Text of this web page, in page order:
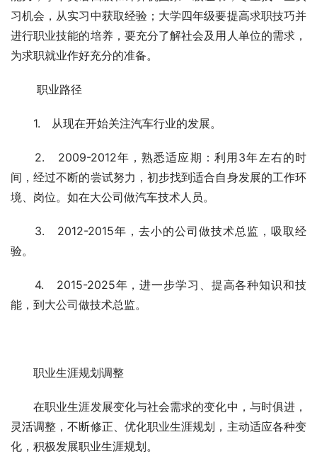
习机会，从实习中获取经验；大学四年级要提高求职技巧并
进行职业技能的培养，要充分了解社会及用人单位的需求，
为求职就业作好充分的准备。
职业路径
1.　从现在开始关注汽车行业的发展。
2.　2009-2012年，熟悉适应期：利用3年左右的时
间，经过不断的尝试努力，初步找到适合自身发展的工作环
境、岗位。如在大公司做汽车技术人员。
3.　2012-2015年，去小的公司做技术总监，吸取经
验。
4.　2015-2025年，进一步学习、提高各种知识和技
能，到大公司做技术总监。
职业生涯规划调整
在职业生涯发展变化与社会需求的变化中，与时俱进，
灵活调整，不断修正、优化职业生涯规划，主动适应各种变
化，积极发展职业生涯规划。